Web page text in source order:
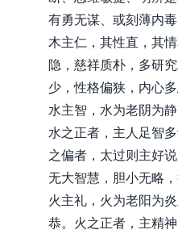
有勇无谋、或刻薄内毒
木主仁，其性直，其
隐，慈祥质朴，多研
少，性格偏狭，内心
水主智，水为老阴为
水之正者，主人足智
之偏者，太过则主好
无大智慧，胆小无略，
火主礼，火为老阳为
恭。火之正者，主精